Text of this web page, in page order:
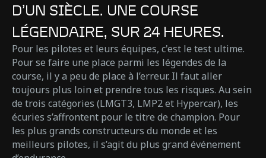
D’UN SIÈCLE. UNE COURSE
LÉGENDAIRE, SUR 24 HEURES.
Pour les pilotes et leurs équipes, c'est le test ultime.
Pour se faire une place parmi les légendes de la
course, il y a peu de place à l’erreur. Il faut aller
toujours plus loin et prendre tous les risques. Au sein
de trois catégories (LMGT3, LMP2 et Hypercar), les
écuries s’affrontent pour le titre de champion. Pour
les plus grands constructeurs du monde et les
meilleurs pilotes, il s’agit du plus grand événement